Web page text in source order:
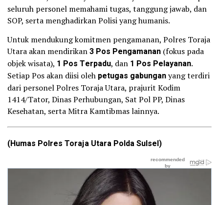
seluruh personel memahami tugas, tanggung jawab, dan
SOP, serta menghadirkan Polisi yang humanis.
Untuk mendukung komitmen pengamanan, Polres Toraja
Utara akan mendirikan3 Pos Pengamanan (fokus pada
objek wisata), 1 Pos Terpadu, dan 1 Pos Pelayanan.
Setiap Pos akan diisi oleh petugas gabunganyang terdiri
dari personel Polres Toraja Utara, prajurit Kodim
1414/Tator, Dinas Perhubungan, Sat Pol PP, Dinas
Kesehatan, serta Mitra Kamtibmas lainnya.
(Humas Polres Toraja Utara Polda Sulsel)